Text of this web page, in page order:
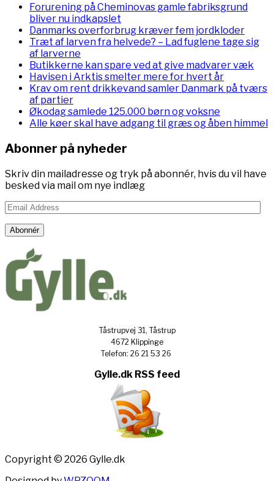
Forurening på Cheminovas gamle fabriksgrund
bliver nu indkapslet
Danmarks overforbrug kræver fem jordkloder
Træt af larven fra helvede? – Lad fuglene tage sig
af larverne
Butikkerne kan spare ved at give madvarer væk
Havisen i Arktis smelter mere for hvert år
Krav om rent drikkevand samler Danmark på tværs
af partier
Økodag samlede 125.000 børn og voksne
Alle køer skal have adgang til græs og åben himmel
Abonner på nyheder
Skriv din mailadresse og tryk på abonnér, hvis du vil have
besked via mail om nye indlæg
Email
Address
Abonnér
Tåstrupvej 31, Tåstrup
4672 Klippinge
Telefon: 26 21 53 26
Gylle.dk RSS feed
Copyright © 2026 Gylle.dk